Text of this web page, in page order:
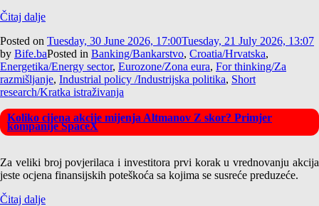
Čitaj dalje
Posted on Tuesday, 30 June 2026, 17:00Tuesday, 21 July 2026, 13:07
by Bife.baPosted in Banking/Bankarstvo, Croatia/Hrvatska,
Energetika/Energy sector, Eurozone/Zona eura, For thinking/Za
razmišljanje, Industrial policy /Industrijska politika, Short
research/Kratka istraživanja
Koliko cijena akcije mijenja Altmanov Z skor? Primjer
kompanije SpaceX
Za veliki broj povjerilaca i investitora prvi korak u vrednovanju akcija
jeste ocjena finansijskih poteškoća sa kojima se susreće preduzeće.
Čitaj dalje